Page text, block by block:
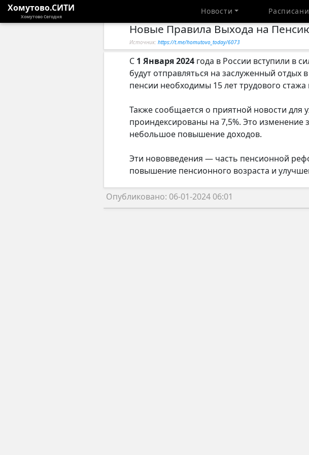
Хомутово.СИТИ
Хомутово Сегодня
Новости
Новые Правила Выхода на
Источник: https://t.me/homutovo_today/6073
С 1 Января 2024 года в России вступили в
будут отправляться на заслуженный
пенсии необходимы 15 лет трудового
Также сообщается о приятной новости для
проиндексированы на 7,5%. Это
небольшое повышение доходов.
Эти нововведения — часть пенсионной
повышение пенсионного возраста и
Опубликовано: 06-01-2024 06:01